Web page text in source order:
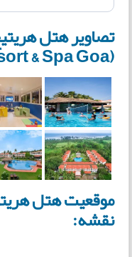
تصاویر هتل
(Heritage Village Resort & Spa Goa)
موقعیت هتل
نقشه: